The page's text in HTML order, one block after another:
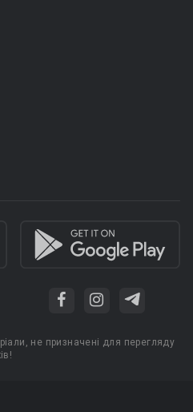
не призначені для перегляду